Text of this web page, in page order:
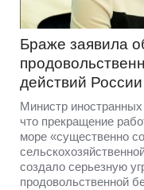
Браже заявила
действий России
Министр
что прекращение
море «существенно
создало серьезную
продовольственной